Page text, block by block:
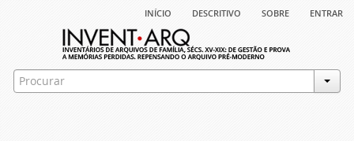
início descritivo sobre entrar